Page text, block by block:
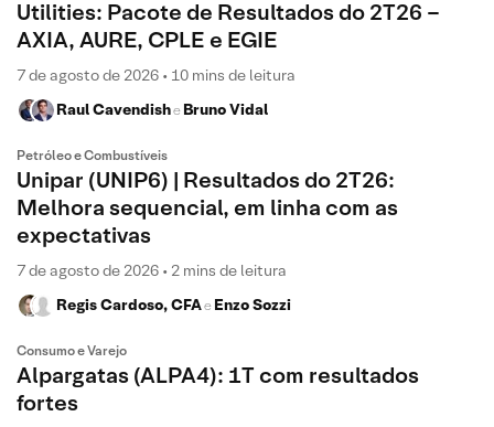
Utilities: Pacote de Resultados do 2T26 –
AXIA, AURE, CPLE e EGIE
7 de agosto de 2026 • 10 mins de leitura
Raul Cavendishe Bruno Vidal
Petróleo e Combustíveis
Unipar (UNIP6) | Resultados do 2T26:
Melhora sequencial, em linha com as
expectativas
7 de agosto de 2026 • 2 mins de leitura
Regis Cardoso, CFAe Enzo Sozzi
Consumo e Varejo
Alpargatas (ALPA4): 1T com resultados
fortes